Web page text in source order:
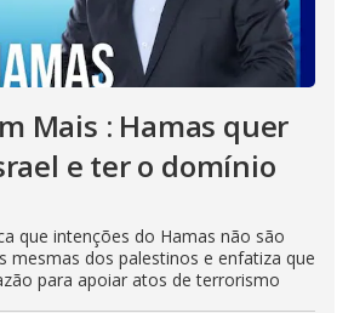
Mais : Hamas quer
e ter o domínio
que intenções do Hamas não são
mesmas dos palestinos e enfatiza que
para apoiar atos de terrorismo